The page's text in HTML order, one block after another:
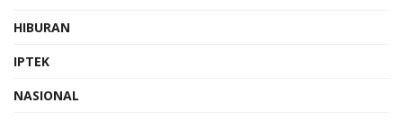
HIBURAN
IPTEK
NASIONAL